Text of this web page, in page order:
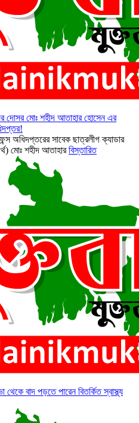
দোসর মোঃ শহীদ আতাহার হোসেন এর
অধিদপ্তরের সাবেক ছাত্রলীগ ক্যাডার
মোঃ শহীদ আতাহারবিস্তারিত
থেকে বাদ পড়তে পারেন বিতর্কিত স্বাস্থ্য